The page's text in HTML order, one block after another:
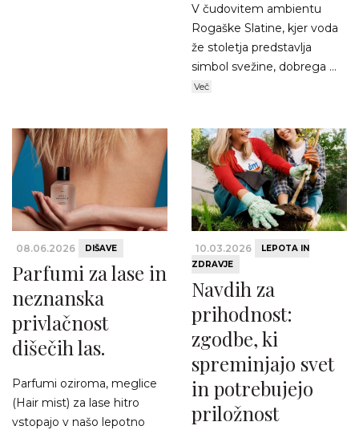
V čudovitem ambientu
Rogaške Slatine, kjer voda
že stoletja predstavlja
simbol svežine, dobrega ...
Več
08.06.2026 DIŠAVE
Parfumi za lase in
neznanska
privlačnost
dišečih las.
Parfumi oziroma, meglice
(Hair mist) za lase hitro
vstopajo v našo lepotno
10.03.2026
LEPOTA IN
ZDRAVJE
Navdih za
prihodnost:
zgodbe, ki
spreminjajo svet
in potrebujejo
priložnost